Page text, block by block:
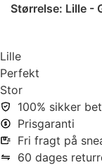
Størrelse: Lille -
Lille
Perfekt
Stor
100% sikker
Prisgaranti
Fri fragt på
60 dages